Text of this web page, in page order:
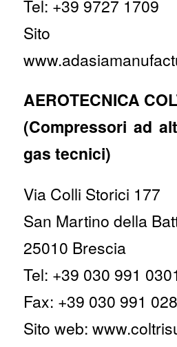
Tel: +39 9727 1709
Sito
AEROTECNICA
(Compressori ad
gas tecnici)
Via Colli Storici 177
San Martino della
25010 Brescia
Tel: +39 030 991 0301
Fax: +39 030 991
Sito web: